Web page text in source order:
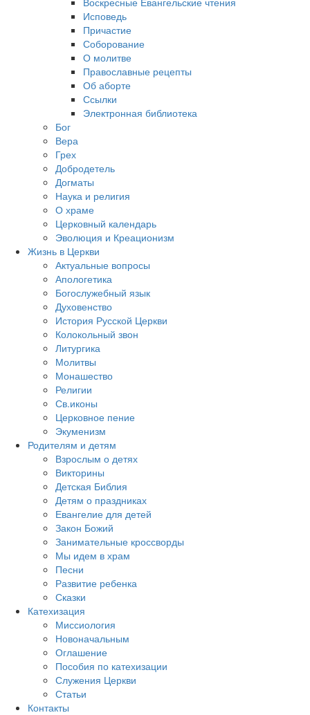
Исповедь
Причастие
Соборование
О молитве
Православные рецепты
Об аборте
Ссылки
Электронная библиотека
Бог
Вера
Грех
Добродетель
Догматы
Наука и религия
О храме
Церковный календарь
Эволюция и Креационизм
Жизнь в Церкви
Актуальные вопросы
Апологетика
Богослужебный язык
Духовенство
История Русской Церкви
Колокольный звон
Литургика
Молитвы
Монашество
Религии
Св.иконы
Церковное пение
Экуменизм
Родителям и детям
Взрослым о детях
Викторины
Детская Библия
Детям о праздниках
Евангелие для детей
Закон Божий
Занимательные кроссворды
Мы идем в храм
Песни
Развитие ребенка
Сказки
Катехизация
Миссиология
Новоначальным
Оглашение
Пособия по катехизации
Служения Церкви
Статьи
Контакты